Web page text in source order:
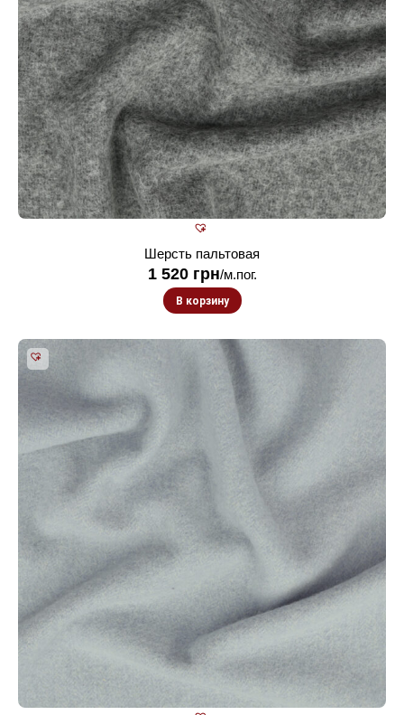
Шерсть пальтовая
1 520 грн/м.пог.
В корзину